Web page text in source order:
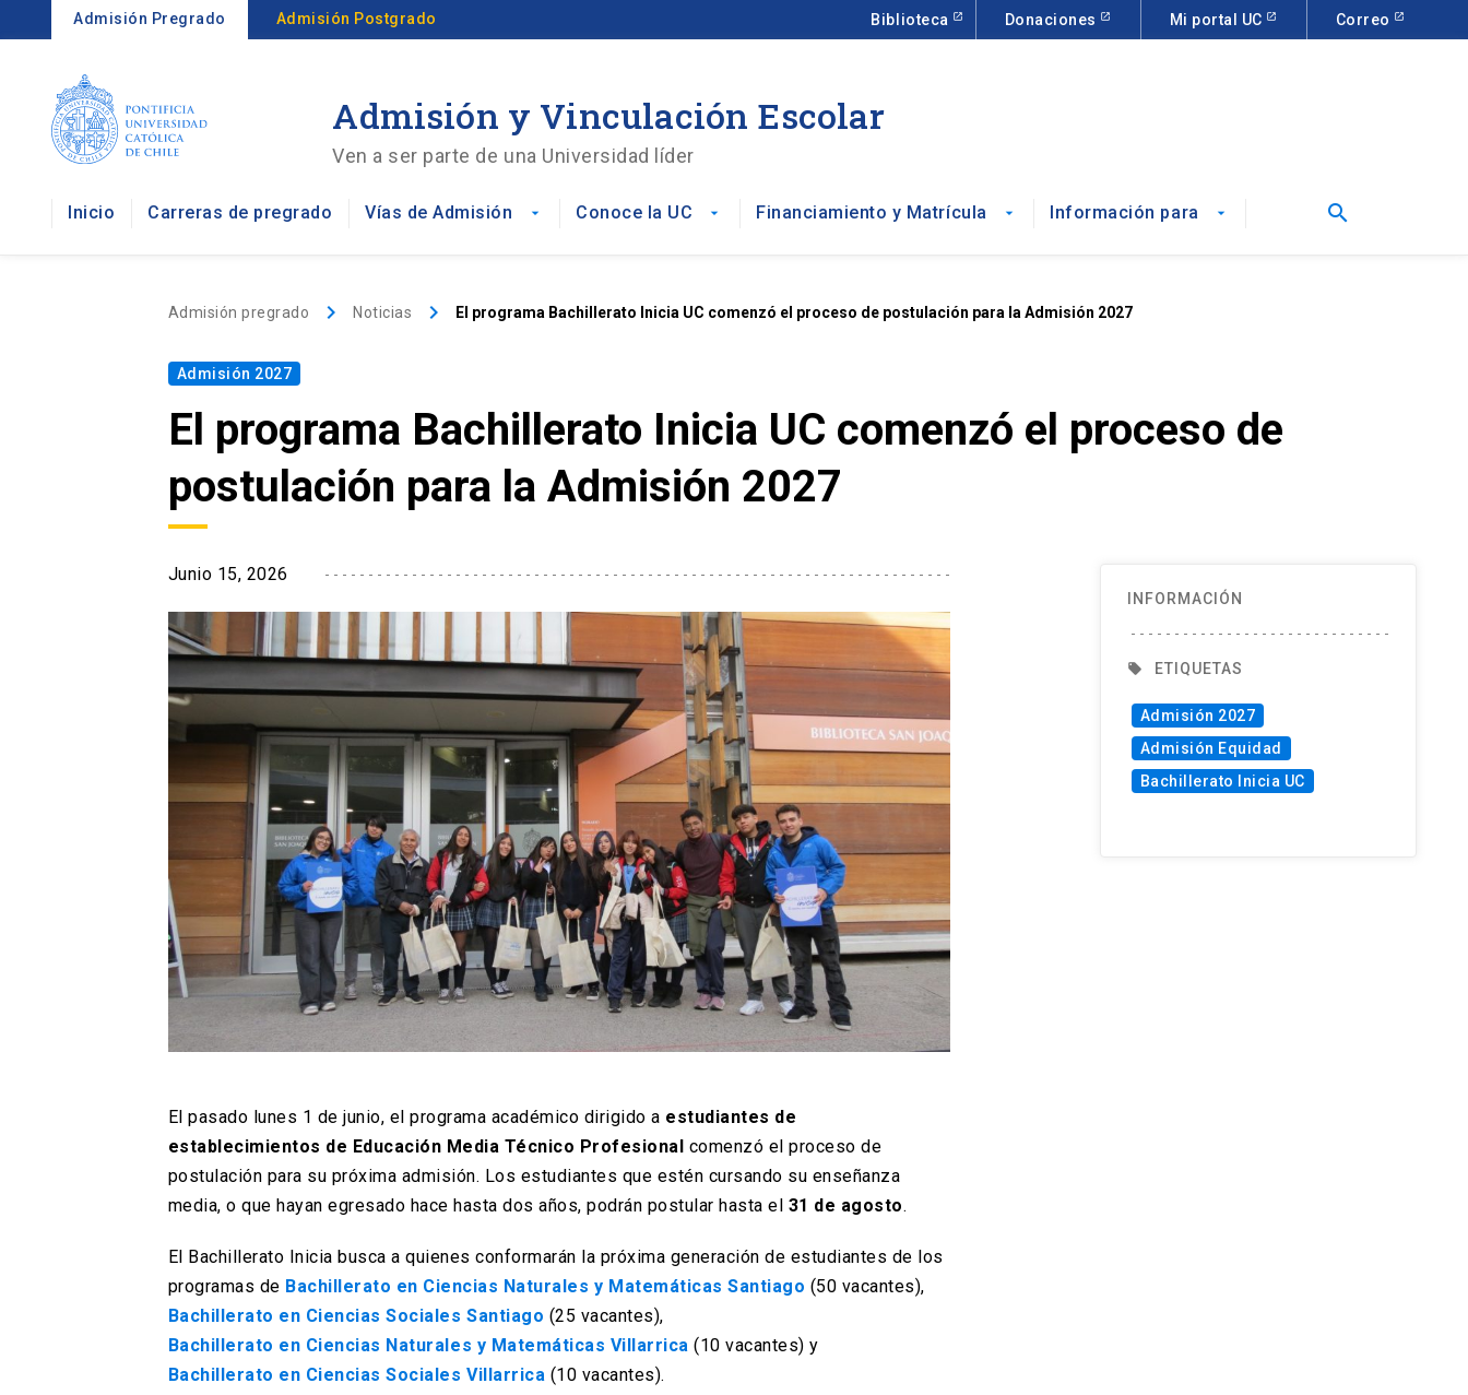
Admisión Pregrado Admisión Postgrado Biblioteca Donaciones Mi portal UC Correo
Admisión y Vinculación Escolar
Ven a ser parte de una Universidad líder
Inicio Carreras de pregrado Vías de Admisión arrow_drop_down Conoce la UC arrow_drop_down Financiamiento y Matrícula arrow_drop_down Información para arrow_drop_down search
Admisión pregrado keyboard_arrow_right Noticias keyboard_arrow_right El programa Bachillerato Inicia UC comenzó el proceso de postulación para la Admisión 2027
Admisión 2027
El programa Bachillerato Inicia UC comenzó el proceso de
postulación para la Admisión 2027
Junio 15, 2026
El pasado lunes 1 de junio, el programa académico dirigido a estudiantes de
establecimientos de Educación Media Técnico Profesional comenzó el proceso de
postulación para su próxima admisión. Los estudiantes que estén cursando su enseñanza
media, o que hayan egresado hace hasta dos años, podrán postular hasta el 31 de agosto.
El Bachillerato Inicia busca a quienes conformarán la próxima generación de estudiantes de los
programas de Bachillerato en Ciencias Naturales y Matemáticas Santiago (50 vacantes),
Bachillerato en Ciencias Sociales Santiago (25 vacantes),
Bachillerato en Ciencias Naturales y Matemáticas Villarrica (10 vacantes) y
Bachillerato en Ciencias Sociales Villarrica (10 vacantes).
INFORMACIÓN
local_offer ETIQUETAS
Admisión 2027
Admisión Equidad
Bachillerato Inicia UC